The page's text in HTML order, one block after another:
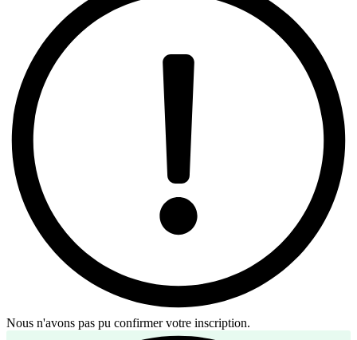
Nous n'avons pas pu confirmer votre inscription.